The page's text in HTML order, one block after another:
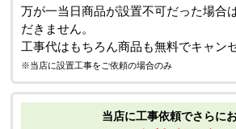
万が一当日商品が設置不可だった場合
だきません。
工事代はもちろん商品も無料でキャン
※当店に設置工事をご依頼の場合のみ
当店に工事依頼でさらに